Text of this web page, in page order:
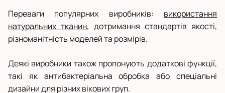
Переваги популярних виробників: використання
натуральних тканин, дотримання стандартів якості,
різноманітність моделей та розмірів.
Деякі виробники також пропонують додаткові функції,
такі як антибактеріальна обробка або спеціальні
дизайни для різних вікових груп.